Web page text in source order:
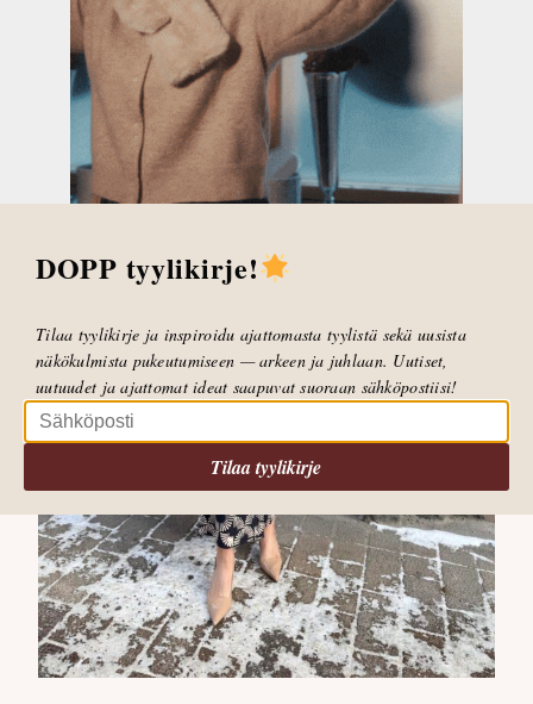
LUE POSTAUS
DOPP tyylikirje!
Tilaa tyylikirje ja inspiroidu ajattomasta tyylistä sekä uusista
näkökulmista pukeutumiseen — arkeen ja juhlaan. Uutiset,
uutuudet ja ajattomat ideat saapuvat suoraan sähköpostiisi!
Tilaa tyylikirje